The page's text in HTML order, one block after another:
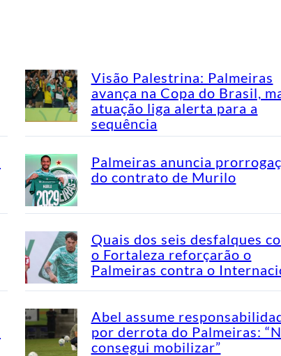
Visão Palestrina: Palmeiras
avança na Copa do Brasil,
atuação liga alerta para a
sequência
Palmeiras anuncia
do contrato de Murilo
Quais dos seis desfalques
o Fortaleza reforçarão o
Palmeiras contra o
Abel assume
por derrota do Palmeiras:
consegui mobilizar”